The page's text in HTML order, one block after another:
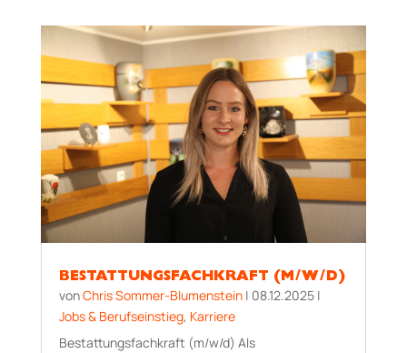
BESTATTUNGSFACHKRAFT (M/W/D)
vonChris Sommer-Blumenstein| 08.12.2025|
Jobs & Berufseinstieg, Karriere
Bestattungsfachkraft (m/w/d) Als